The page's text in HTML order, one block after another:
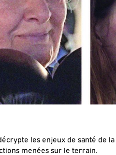
les enjeux de santé de
menées sur le terrain.